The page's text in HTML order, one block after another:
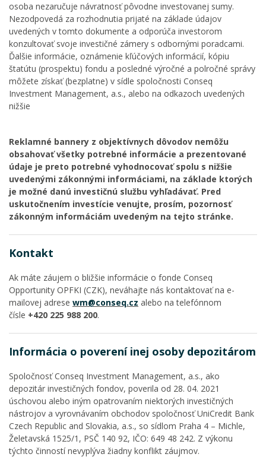
osoba nezaručuje návratnosť pôvodne investovanej sumy.
Nezodpovedá za rozhodnutia prijaté na základe údajov
uvedených v tomto dokumente a odporúča investorom
konzultovať svoje investičné zámery s odbornými poradcami.
Ďalšie informácie, oznámenie kľúčových informácií, kópiu
štatútu (prospektu) fondu a posledné výročné a polročné správy
môžete získať (bezplatne) v sídle spoločnosti Conseq
Investment Management, a.s., alebo na odkazoch uvedených
nižšie
Reklamné bannery z objektívnych dôvodov nemôžu
obsahovať všetky potrebné informácie a prezentované
údaje je preto potrebné vyhodnocovať spolu s nižšie
uvedenými zákonnými informáciami, na základe ktorých
je možné danú investičnú službu vyhľadávať. Pred
uskutočnením investície venujte, prosím, pozornosť
zákonným informáciám uvedeným na tejto stránke.
Kontakt
Ak máte záujem o bližšie informácie o fonde Conseq
Opportunity OPFKI (CZK), neváhajte nás kontaktovať na e-
mailovej adrese wm@conseq.cz alebo na telefónnom
čísle +420 225 988 200.
Informácia o poverení inej osoby depozitárom
Spoločnosť Conseq Investment Management, a.s., ako
depozitár investičných fondov, poverila od 28. 04. 2021
úschovou alebo iným opatrovaním niektorých investičných
nástrojov a vyrovnávaním obchodov spoločnosť UniCredit Bank
Czech Republic and Slovakia, a.s., so sídlom Praha 4 – Michle,
Želetavská 1525/1, PSČ 140 92, IČO: 649 48 242. Z výkonu
týchto činností nevyplýva žiadny konflikt záujmov.